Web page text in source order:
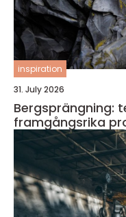
inspiration
31. July 2026
Bergsprängning:
framgångsrika